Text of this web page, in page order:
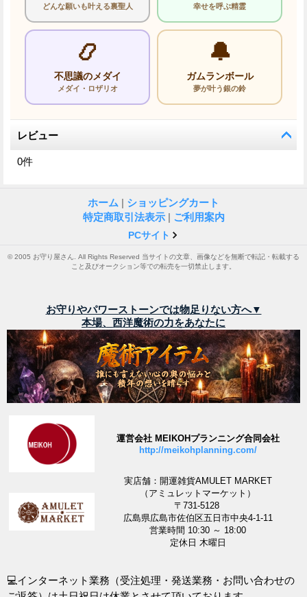
どんな願いも叶える裏聖人 幸せを呼ぶ精霊
📿
不思議のメダイ
メダイ・ロザリオ
🔔
ガムランボール
夢が叶う銀の鈴
レビュー
0件
ホーム | ショッピングカート
特定商取引法表示 | ご利用案内
PCサイト
© 2005 お守り屋さん. All Rights Reserved 当サイトの文章、画像などを無断で転記・転載する
こと及びオークション等での転売を一切禁止します。
お守りやパワーストーンでは物足りない方へ▼
本場、西洋魔術の力をあなたに
運営会社 MEIKOHプランニング合同会社
http://meikohplanning.com/
実店舗：開運雑貨AMULET MARKET
（アミュレットマーケット）
〒731-5128
広島県広島市佐伯区五日市中央4-1-11
営業時間 10:30 ～ 18:00
定休日 木曜日
💻インターネット業務（受注処理・発送業務・お問い合わせの